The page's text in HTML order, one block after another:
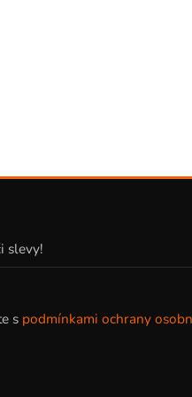
slevy!
s podmínkami ochrany